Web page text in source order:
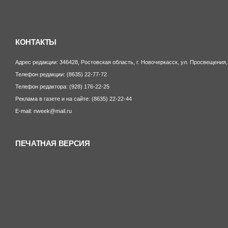
КОНТАКТЫ
Адрес редакции: 346428, Ростовская область, г. Новочеркасск, ул.
Телефон редакции: (8635) 22-77-72
Телефон редактора: (928) 176-22-25
Реклама в газете и на сайте: (8635) 22-22-44
E-mail: nweek@mail.ru
ПЕЧАТНАЯ ВЕРСИЯ